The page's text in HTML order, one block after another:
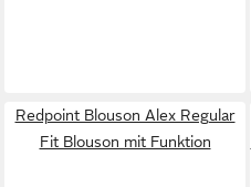
Redpoint Blouson Alex Regular
Fit Blouson mit Funktion